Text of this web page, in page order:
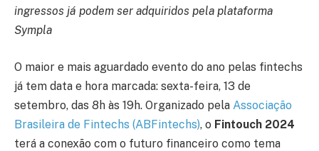
ingressos já podem ser adquiridos pela plataforma
Sympla
O maior e mais aguardado evento do ano pelas fintechs
já tem data e hora marcada: sexta-feira, 13 de
setembro, das 8h às 19h. Organizado pela Associação
Brasileira de Fintechs (ABFintechs), o Fintouch 2024
terá a conexão com o futuro financeiro como tema